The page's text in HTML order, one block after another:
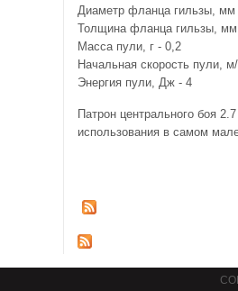
Диаметр фланца гильзы, мм
Толщина фланца гильзы, мм
Масса пули, г - 0,2
Начальная скорость пули,
Энергия пули, Дж - 4
Патрон центрального боя
использования в самом